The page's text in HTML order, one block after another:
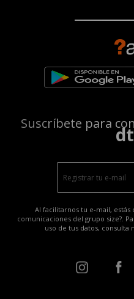
Suscríbete para
Al facilitarnos tu e-mail,
comunicaciones del grupo size?.
uso de tus datos, consulta